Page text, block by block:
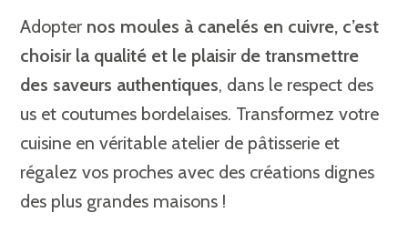
Adopter nos moules à canelés en cuivre, c’est
choisir la qualité et le plaisir de transmettre
des saveurs authentiques, dans le respect des
us et coutumes bordelaises. Transformez votre
cuisine en véritable atelier de pâtisserie et
régalez vos proches avec des créations dignes
des plus grandes maisons !